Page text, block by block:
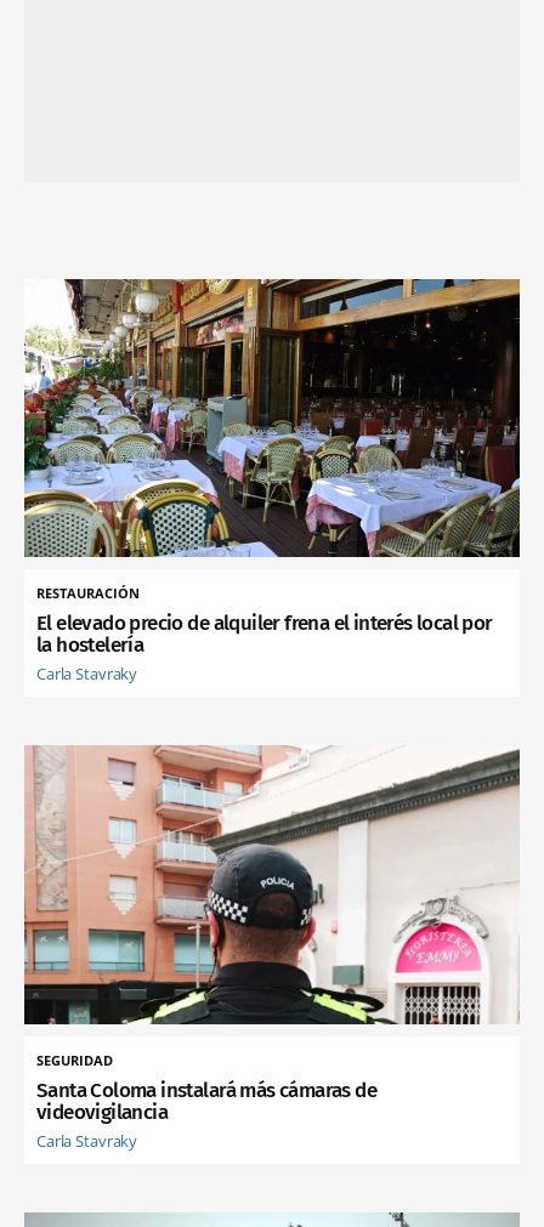
RESTAURACIÓN
El elevado precio de alquiler frena el interés local por
la hostelería
Carla Stavraky
SEGURIDAD
Santa Coloma instalará más cámaras de
videovigilancia
Carla Stavraky